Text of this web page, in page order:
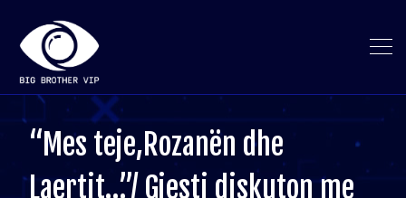
“Mes teje,Rozanën dhe
Laertit…”/ Gjesti diskuton me